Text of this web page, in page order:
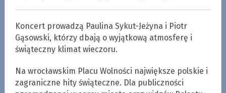
Koncert prowadzą Paulina Sykut-Jeżyna i Piotr
Gąsowski, którzy dbają o wyjątkową atmosferę i
świąteczny klimat wieczoru.
Na wrocławskim Placu Wolności największe polskie i
zagraniczne hity świąteczne. Dla publiczności